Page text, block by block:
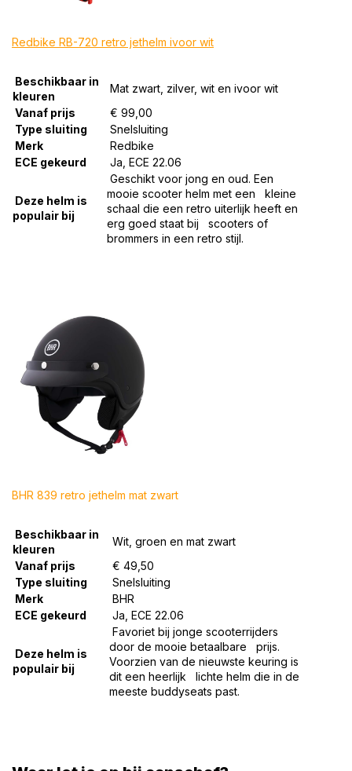
Redbike RB-720 retro jethelm ivoor wit
Beschikbaar in
kleuren
Mat zwart, zilver, wit en ivoor wit
Vanaf prijs
€ 99,00
Type sluiting
Snelsluiting
Merk
Redbike
ECE gekeurd
Ja, ECE 22.06
Deze helm is
populair bij
Geschikt voor jong en oud. Een
mooie scooter helm met een kleine
schaal die een retro uiterlijk heeft en
erg goed staat bij scooters of
brommers in een retro stijl.
BHR 839 retro jethelm mat zwart
Beschikbaar in
kleuren
Wit, groen en mat zwart
Vanaf prijs
€ 49,50
Type sluiting
Snelsluiting
Merk
BHR
ECE gekeurd
Ja, ECE 22.06
Deze helm is
populair bij
Favoriet bij jonge scooterrijders
door de mooie betaalbare prijs.
Voorzien van de nieuwste keuring is
dit een heerlijk lichte helm die in de
meeste buddyseats past.